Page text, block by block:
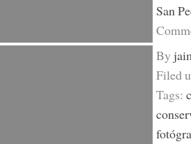
San
By
Filed
Tags: